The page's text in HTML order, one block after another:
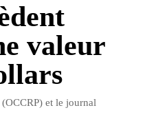
valeur
et le journal